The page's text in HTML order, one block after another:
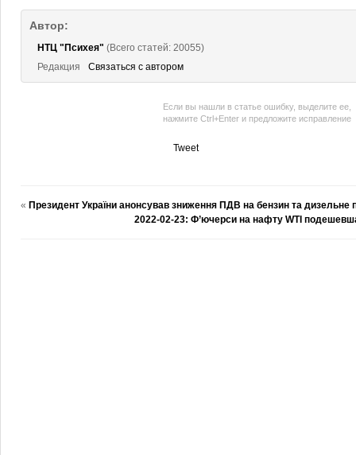
Автор:
НТЦ "Психея" (Всего статей: 20055)
Редакция
Связаться с автором
Если вы нашли в статье ошибку, выделите ее,
нажмите Ctrl+Enter и предложите исправление
Tweet
« Президент України анонсував зниження ПДВ на бензин та дизельне
2022-02-23: Ф’ючерси на нафту WTI